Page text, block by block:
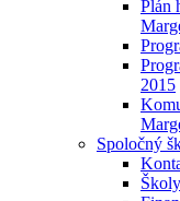
Plán
2015
Spoločný